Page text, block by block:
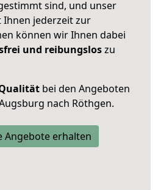
sind, und unser
Ihnen jederzeit zur
können wir Ihnen dabei
und reibungsloszu
bei den Angeboten
nach Röthgen.
Angebote erhalten